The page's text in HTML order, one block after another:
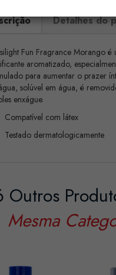
Detalhes do
Fun Fragrance Morango é
aromatizado,
para aumentar o prazer
solúvel em água, é
enxágue.
Compatível com látex
Testado dermatologicamente
Outros
Mesma